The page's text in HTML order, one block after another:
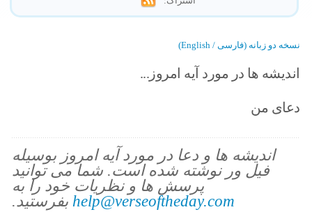
نسخه دو زبانه (فارسی / English)
اندیشه ها در مورد آیه امروز...
دعای من
اندیشه ها و دعا در مورد آیه امروز بوسیله
فیل ور نوشته شده است. شما می توانید
پرسش ها و نظریات خود را به
help@verseoftheday.com بفرستید.